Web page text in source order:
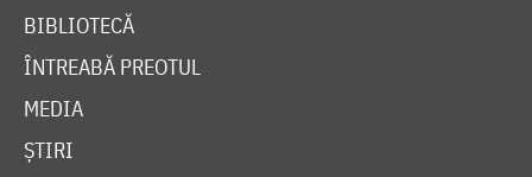
BIBLIOTECĂ
ÎNTREABĂ PREOTUL
MEDIA
ȘTIRI